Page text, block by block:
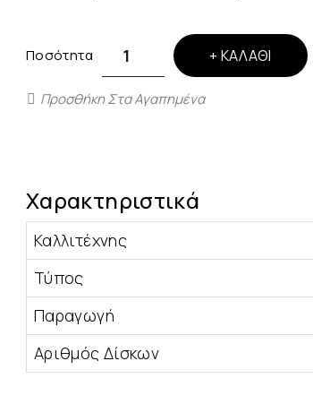
Ποσότητα ΚΑΛΆΘΙ
Προσθήκη Στα Αγαπημένα
Χαρακτηριστικά
Καλλιτέχνης
Τύπος
Παραγωγή
Αριθμός Δίσκων